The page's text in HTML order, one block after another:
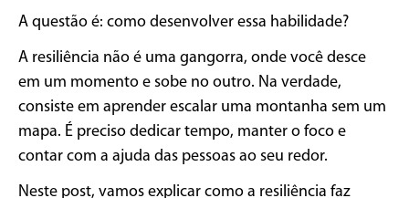
A questão é: como desenvolver essa habilidade?
A resiliência não é uma gangorra, onde você desce
em um momento e sobe no outro. Na verdade,
consiste em aprender escalar uma montanha sem um
mapa. É preciso dedicar tempo, manter o foco e
contar com a ajuda das pessoas ao seu redor.
Neste post, vamos explicar como a resiliência faz